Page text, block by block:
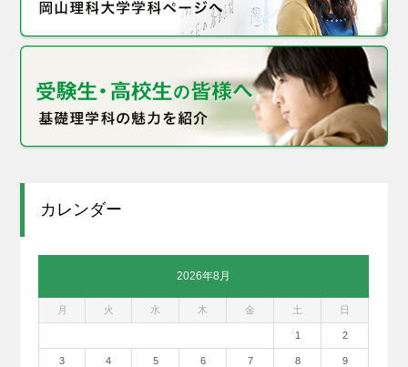
カレンダー
2026年8月
月 火 水 木 金 土 日
1 2
3 4 5 6 7 8 9